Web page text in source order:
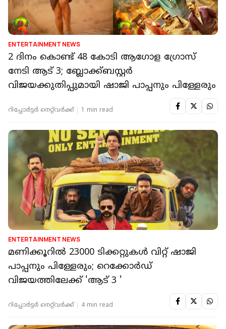
ENTERTAINMENT NEWS
2 ദിനം കൊണ്ട് 48 കോടി ആഗോള ഗ്രോസ്
നേടി ആട് 3; ബ്ലോക്ക്ബസ്റ്റർ
വിജയക്കുതിപ്പുമായി ഷാജി പാപ്പനും പിള്ളേരും
റിപ്പോർട്ടർ നെറ്റ്‌വര്‍ക്ക്‌ 1 min read
ENTERTAINMENT NEWS
മണിക്കൂറിൽ 23000 ടിക്കറ്റുകൾ വിറ്റ് ഷാജി
പാപ്പനും പിള്ളേരും; റെക്കോർഡ്
വിജയത്തിലേക്ക് 'ആട് 3 '
റിപ്പോർട്ടർ നെറ്റ്‌വര്‍ക്ക്‌ 4 min read